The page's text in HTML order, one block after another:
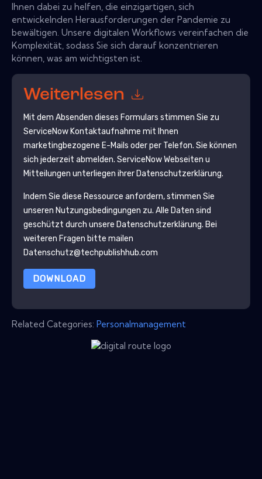
Ihnen dabei zu helfen, die einzigartigen, sich
entwickelnden Herausforderungen der Pandemie zu
bewältigen. Unsere digitalen Workflows vereinfachen die
Komplexität, sodass Sie sich darauf konzentrieren
können, was am wichtigsten ist.
Weiterlesen
Mit dem Absenden dieses Formulars stimmen Sie zu
ServiceNowKontaktaufnahme mit Ihnen
marketingbezogene E-Mails oder per Telefon. Sie können
sich jederzeit abmelden. ServiceNowWebseiten u
Mitteilungen unterliegen ihrer Datenschutzerklärung.
Indem Sie diese Ressource anfordern, stimmen Sie
unseren Nutzungsbedingungen zu. Alle Daten sind
geschützt durch unsere Datenschutzerklärung. Bei
weiteren Fragen bitte mailen
Datenschutz@techpublishhub.com
DOWNLOAD
Related Categories: Personalmanagement